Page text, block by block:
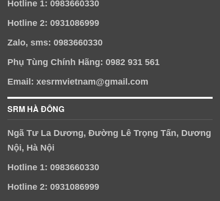
Hotline 1: 0983660330
Hotline 2: 0931086999
Zalo, sms: 0983660330
Phụ Tùng Chính Hãng: 0982 931 561
Email: xesrmvietnam@gmail.com
SRM HÀ ĐÔNG
Ngã Tư La Dương, Đường Lê Trọng Tấn, Dương
Nội, Hà Nội
Hotline 1: 0983660330
Hotline 2: 0931086999